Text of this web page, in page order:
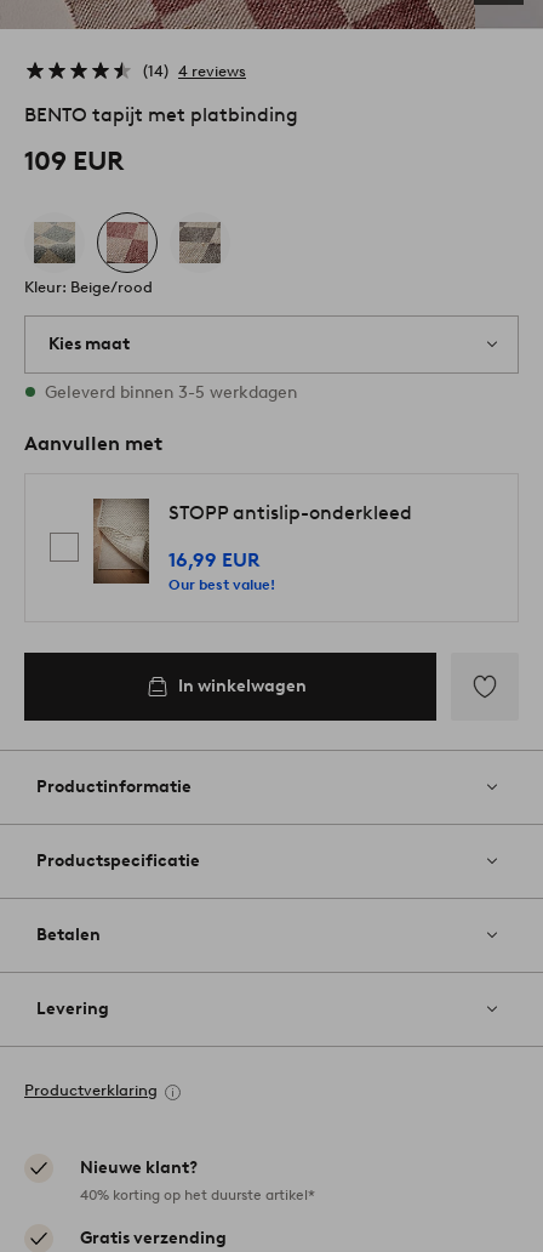
14 4 reviews
BENTO tapijt met platbinding
109 EUR
Kleur: Beige/rood
Kies maat
2 maten op voorraad
Geleverd binnen 3-5 werkdagen
Aanvullen met
STOPP antislip-onderkleed
16,99 EUR
Our best value!
In winkelwagen
aan
Productinformatie
Productspecificatie
Betalen
Levering
Productverklaring
Nieuwe klant?
40% korting op het duurste artikel*
Gratis verzending